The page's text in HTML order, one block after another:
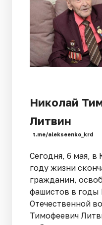
Николай
Литвин
t.me/alekseenko_krd
Сегодня, 6 мая, в
году жизни
гражданин,
фашистов в годы
Отечественной
Тимофеевич